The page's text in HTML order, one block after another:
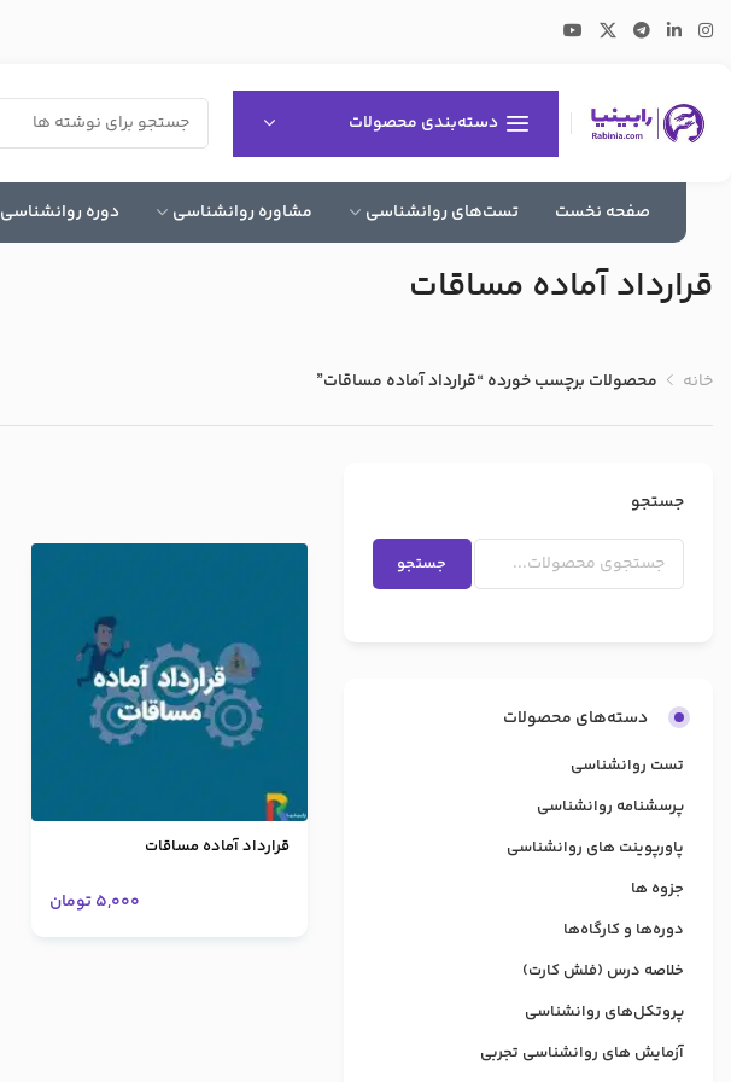
دسته‌بندی محصولات
صفحه نخست تست‌های روانشناسی مشاوره روانشناسی دوره روانشناسی
قرارداد آماده مساقات
خانه محصولات برچسب خورده “قرارداد آماده مساقات”
جستجو
جستجو
دسته‌های محصولات
تست روانشناسی
پرسشنامه روانشناسی
پاورپوینت های روانشناسی
جزوه ها
دوره‌ها و کارگاه‌ها
خلاصه درس (فلش کارت)
پروتکل‌های روانشناسی
آزمایش های روانشناسی تجربی
قرارداد آماده مساقات
5,000 تومان